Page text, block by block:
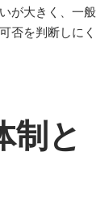
が大きく、一般
否を判断しにく
制と